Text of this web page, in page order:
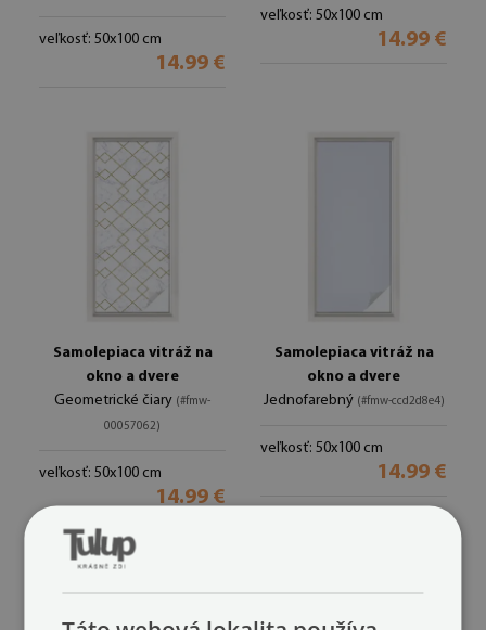
veľkosť: 50x100 cm
14.99 €
veľkosť: 50x100 cm
14.99 €
Samolepiaca vitráž na
okno a dvere
Geometrické čiary (#fmw-
00057062)
veľkosť: 50x100 cm
14.99 €
Samolepiaca vitráž na
okno a dvere
Jednofarebný (#fmw-ccd2d8e4)
veľkosť: 50x100 cm
14.99 €